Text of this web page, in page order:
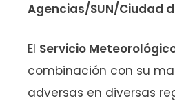
Agencias/SUN/Ciudad
El Servicio
combinación con su
adversas en diversas